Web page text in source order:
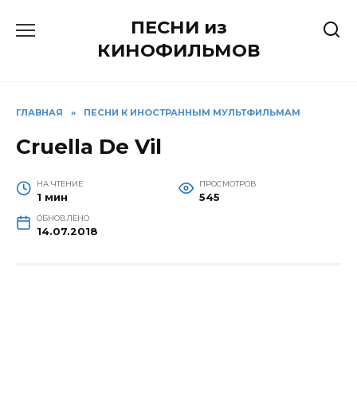
ПЕСНИ из
КИНОФИЛЬМОВ
ГЛАВНАЯ » ПЕСНИ К ИНОСТРАННЫМ МУЛЬТФИЛЬМАМ
Cruella De Vil
НА ЧТЕНИЕ
1 мин
ПРОСМОТРОВ
545
ОБНОВЛЕНО
14.07.2018